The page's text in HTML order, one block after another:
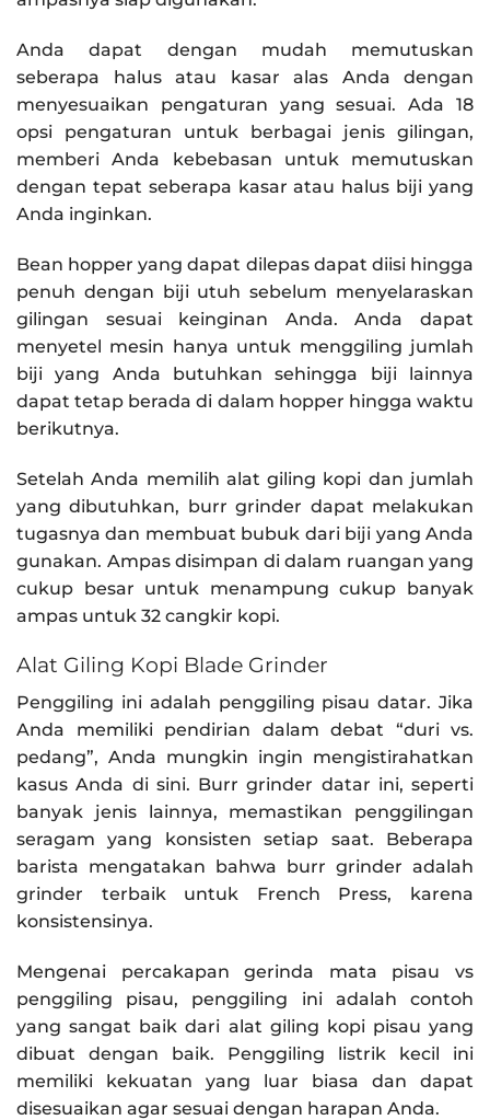
Anda dapat dengan mudah memutuskan
seberapa halus atau kasar alas Anda dengan
menyesuaikan pengaturan yang sesuai. Ada 18
opsi pengaturan untuk berbagai jenis gilingan,
memberi Anda kebebasan untuk memutuskan
dengan tepat seberapa kasar atau halus biji yang
Anda inginkan.
Bean hopper yang dapat dilepas dapat diisi hingga
penuh dengan biji utuh sebelum menyelaraskan
gilingan sesuai keinginan Anda. Anda dapat
menyetel mesin hanya untuk menggiling jumlah
biji yang Anda butuhkan sehingga biji lainnya
dapat tetap berada di dalam hopper hingga waktu
berikutnya.
Setelah Anda memilih alat giling kopi dan jumlah
yang dibutuhkan, burr grinder dapat melakukan
tugasnya dan membuat bubuk dari biji yang Anda
gunakan. Ampas disimpan di dalam ruangan yang
cukup besar untuk menampung cukup banyak
ampas untuk 32 cangkir kopi.
Alat Giling Kopi Blade Grinder
Penggiling ini adalah penggiling pisau datar. Jika
Anda memiliki pendirian dalam debat “duri vs.
pedang”, Anda mungkin ingin mengistirahatkan
kasus Anda di sini. Burr grinder datar ini, seperti
banyak jenis lainnya, memastikan penggilingan
seragam yang konsisten setiap saat. Beberapa
barista mengatakan bahwa burr grinder adalah
grinder terbaik untuk French Press, karena
konsistensinya.
Mengenai percakapan gerinda mata pisau vs
penggiling pisau, penggiling ini adalah contoh
yang sangat baik dari alat giling kopi pisau yang
dibuat dengan baik. Penggiling listrik kecil ini
memiliki kekuatan yang luar biasa dan dapat
disesuaikan agar sesuai dengan harapan Anda.